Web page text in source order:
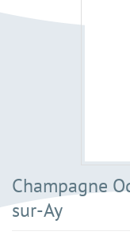
Champagne
sur-Ay